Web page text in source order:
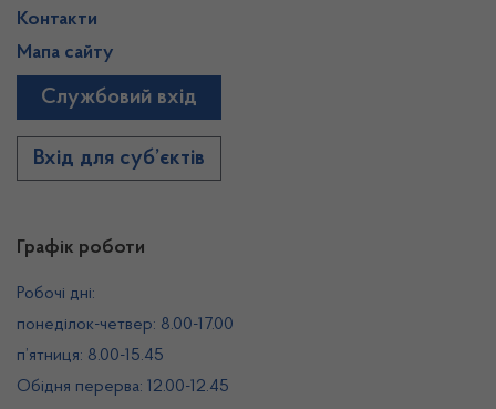
Графік роботи
Робочі дні:
понеділок-четвер: 8.00-17.00
п’ятниця: 8.00-15.45
Обідня перерва: 12.00-12.45
Контакти
Мапа сайту
Службовий вхід
Вхід для суб’єктів